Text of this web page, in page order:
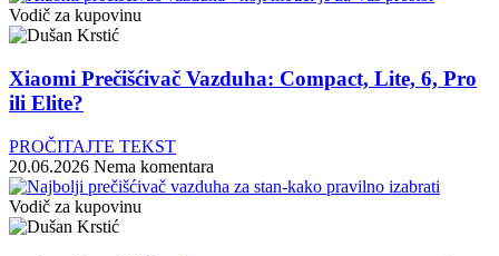
Vodič za kupovinu
Xiaomi Prečišćivač Vazduha: Compact, Lite, 6, Pro
ili Elite?
PROČITAJTE TEKST
20.06.2026 Nema komentara
Vodič za kupovinu